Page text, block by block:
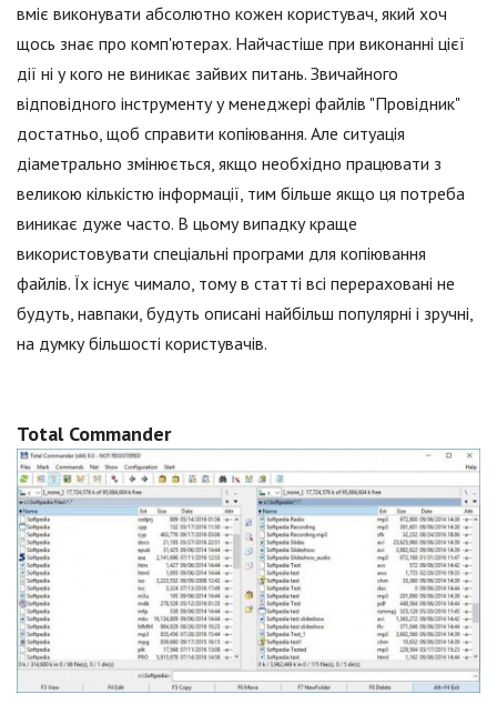
вміє виконувати абсолютно кожен користувач, який хоч
щось знає про комп'ютерах. Найчастіше при виконанні цієї
дії ні у кого не виникає зайвих питань. Звичайного
відповідного інструменту у менеджері файлів "Провідник"
достатньо, щоб справити копіювання. Але ситуація
діаметрально змінюється, якщо необхідно працювати з
великою кількістю інформації, тим більше якщо ця потреба
виникає дуже часто. В цьому випадку краще
використовувати спеціальні програми для копіювання
файлів. Їх існує чимало, тому в статті всі перераховані не
будуть, навпаки, будуть описані найбільш популярні і зручні,
на думку більшості користувачів.
Total Commander